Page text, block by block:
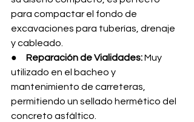
para compactar el fondo de
excavaciones para tuberías, drenaje
y cableado.
● Reparación de Vialidades: Muy
utilizado en el bacheo y
mantenimiento de carreteras,
permitiendo un sellado hermético del
concreto asfáltico.